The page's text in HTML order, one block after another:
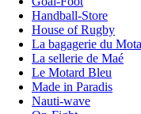
Handball-Store
House of Rugby
La bagagerie du
La sellerie de Maé
Le Motard Bleu
Made in Paradis
Nauti-wave